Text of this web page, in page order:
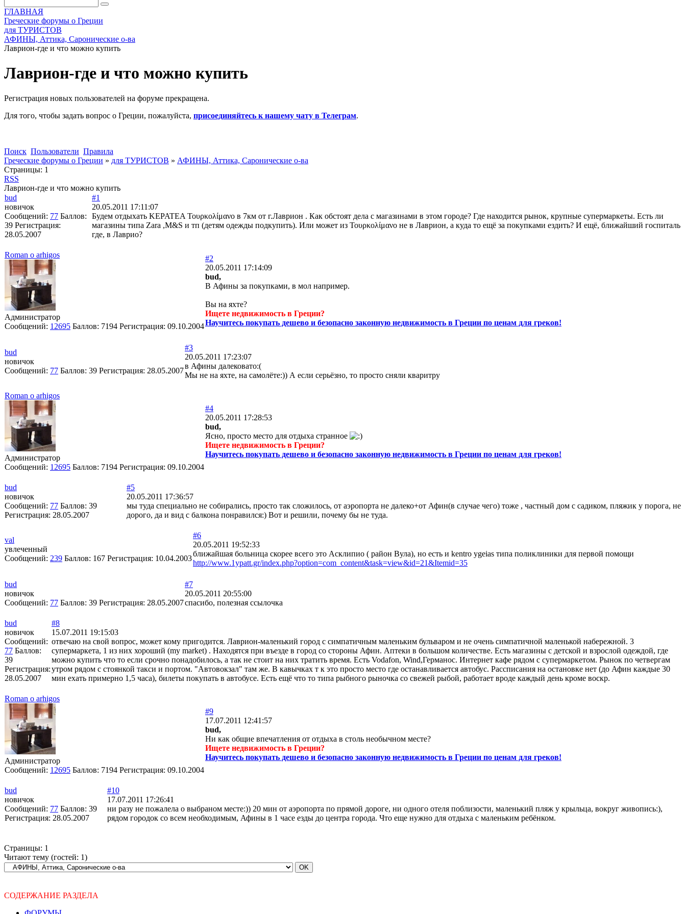
ГЛАВНАЯ
Греческие форумы о Греции
для ТУРИСТОВ
АФИНЫ, Аттика, Саронические о-ва
Лаврион-где и что можно купить
Лаврион-где и что можно купить
Регистрация новых пользователей на форуме прекращена.
Для того, чтобы задать вопрос о Греции, пожалуйста, присоединяйтесь к нашему чату в Телеграм.
Поиск Пользователи Правила
Греческие форумы о Греции » для ТУРИСТОВ » АФИНЫ, Аттика, Саронические о-ва
Страницы: 1
RSS
Лаврион-где и что можно купить
bud
новичок
Сообщений: 77 Баллов:
39 Регистрация:
28.05.2007
#1
20.05.2011 17:11:07
Будем отдыхать ΚΕΡΑΤΕΑ Τουρκολίμανο в 7км от г.Лаврион . Как обстоят дела с магазинами в этом городе? Где находится рынок, крупные супермаркеты. Есть ли
магазины типа Zara ,M&S и тп (детям одежды подкупить). Или может из Τουρκολίμανο не в Лаврион, а куда то ещё за покупками ездить? И ещё, ближайший госпиталь
где, в Лаврио?
Roman o arhigos
Администратор
Сообщений: 12695 Баллов: 7194 Регистрация: 09.10.2004
#2
20.05.2011 17:14:09
bud,
В Афины за покупками, в мол например.
Вы на яхте?
Ищете недвижимость в Греции?
Научитесь покупать дешево и безопасно законную недвижимость в Греции по ценам для греков!
bud
новичок
Сообщений: 77 Баллов: 39 Регистрация: 28.05.2007
#3
20.05.2011 17:23:07
в Афины далековато:(
Мы не на яхте, на самолёте:)) А если серьёзно, то просто сняли кваритру
Roman o arhigos
Администратор
Сообщений: 12695 Баллов: 7194 Регистрация: 09.10.2004
#4
20.05.2011 17:28:53
bud,
Ясно, просто место для отдыха странное
Ищете недвижимость в Греции?
Научитесь покупать дешево и безопасно законную недвижимость в Греции по ценам для греков!
bud
новичок
Сообщений: 77 Баллов: 39
Регистрация: 28.05.2007
#5
20.05.2011 17:36:57
мы туда специально не собирались, просто так сложилось, от аэропорта не далеко+от Афин(в случае чего) тоже , частный дом с садиком, пляжик у порога, не
дорого, да и вид с балкона понравился:) Вот и решили, почему бы не туда.
val
увлеченный
Сообщений: 239 Баллов: 167 Регистрация: 10.04.2003
#6
20.05.2011 19:52:33
ближайшая больница скорее всего это Асклипио ( район Вула), но есть и kentro ygeias типа поликлиники для первой помощи
http://www.1ypatt.gr/index.php?option=com_content&task=view&id=21&Itemid=35
bud
новичок
Сообщений: 77 Баллов: 39 Регистрация: 28.05.2007
#7
20.05.2011 20:55:00
спасибо, полезная ссылочка
bud
новичок
Сообщений:
77 Баллов:
39
Регистрация:
28.05.2007
#8
15.07.2011 19:15:03
отвечаю на свой вопрос, может кому пригодится. Лаврион-маленький город с симпатичным маленьким бульваром и не очень симпатичной маленькой набережной. 3
супермаркета, 1 из них хороший (my market) . Находятся при въезде в город со стороны Афин. Аптеки в большом количестве. Есть магазины с детской и взрослой одеждой, где
можно купить что то если срочно понадобилось, а так не стоит на них тратить время. Есть Vodafon, Wind,Германос. Интернет кафе рядом с супермаркетом. Рынок по четвергам
утром рядом с стоянкой такси и портом. "Автовокзал" там же. В кавычках т к это просто место где останавливается автобус. Рассписания на остановке нет (до Афин каждые 30
мин ехать примерно 1,5 часа), билеты покупать в автобусе. Есть ещё что то типа рыбного рыночка со свежей рыбой, работает вроде каждый день кроме воскр.
Roman o arhigos
Администратор
Сообщений: 12695 Баллов: 7194 Регистрация: 09.10.2004
#9
17.07.2011 12:41:57
bud,
Ни как общие впечатления от отдыха в столь необычном месте?
Ищете недвижимость в Греции?
Научитесь покупать дешево и безопасно законную недвижимость в Греции по ценам для греков!
bud
новичок
Сообщений: 77 Баллов: 39
Регистрация: 28.05.2007
#10
17.07.2011 17:26:41
ни разу не пожалела о выбраном месте:)) 20 мин от аэропорта по прямой дороге, ни одного отеля поблизости, маленький пляж у крыльца, вокруг живопись:),
рядом городок со всем необходимым, Афины в 1 часе езды до центра города. Что еще нужно для отдыха с маленьким ребёнком.
Страницы: 1
Читают тему (гостей: 1)
СОДЕРЖАНИЕ РАЗДЕЛА